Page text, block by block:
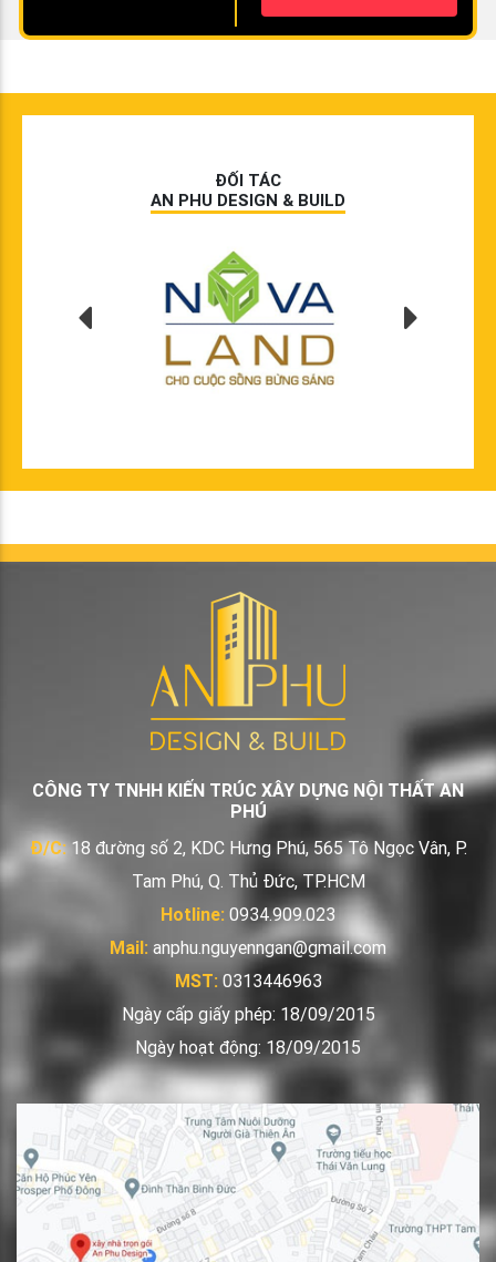
ĐỐI TÁC
AN PHU DESIGN & BUILD
CÔNG TY TNHH KIẾN TRÚC XÂY DỰNG NỘI THẤT AN
PHÚ
Đ/C:18 đường số 2, KDC Hưng Phú, 565 Tô Ngọc Vân, P.
Tam Phú, Q. Thủ Đức, TP.HCM
Hotline: 0934.909.023
Mail: anphu.nguyenngan@gmail.com
MST:0313446963
Ngày cấp giấy phép: 18/09/2015
Ngày hoạt động: 18/09/2015